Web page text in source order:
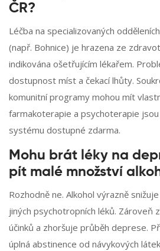
ČR?
Léčba na specializovaných
(např. Bohnice) je hrazena ze
indikována ošetřujícím lékařem.
dostupnost míst a čekací lhůty.
komunitní programy mohou mít
farmakoterapie a psychoterapie
systému dostupné zdarma.
Mohu brát léky na
pít malé množství
Rozhodně ne. Alkohol výrazně
jiných psychotropních léků. Zároveň
účinků a zhoršuje průběh deprese.
úplná abstinence od návykových